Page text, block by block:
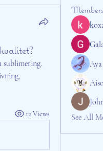
12 Views
Members
See All